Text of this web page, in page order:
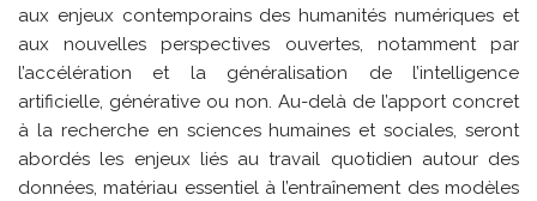
aux enjeux contemporains des humanités numériques et
aux nouvelles perspectives ouvertes, notamment par
l’accélération et la généralisation de l’intelligence
artificielle, générative ou non. Au-delà de l’apport concret
à la recherche en sciences humaines et sociales, seront
abordés les enjeux liés au travail quotidien autour des
données, matériau essentiel à l’entraînement des modèles